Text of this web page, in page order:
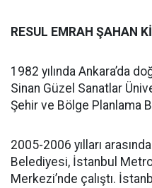
RESUL EMRAH ŞAHAN
1982 yılında Ankara’da
Sinan Güzel Sanatlar
Şehir ve Bölge Planlama
2005-2006 yılları
Belediyesi, İstanbul
Merkezi’nde çalıştı.